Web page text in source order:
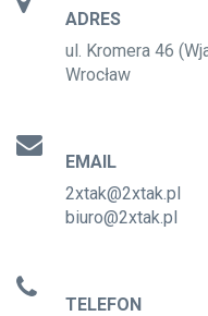
ADRES
ul. Kromera 46
Wrocław
EMAIL
2xtak@2xtak.pl
biuro@2xtak.pl
TELEFON